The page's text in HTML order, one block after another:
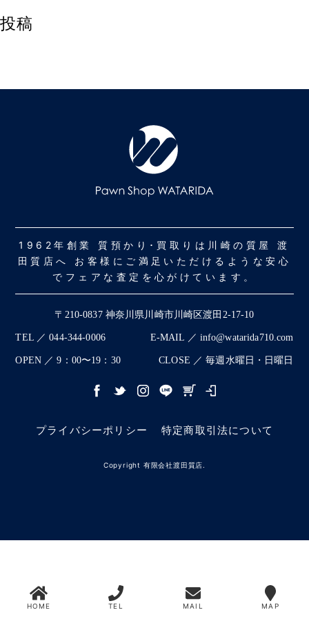
投稿
1962年創業 質預かり･買取りは川崎の質屋 渡
田質店へ お客様にご満足いただけるような安心
でフェアな査定を心がけています。
〒210-0837 神奈川県川崎市川崎区渡田2-17-10
TEL ／ 044-344-0006 E-MAIL ／ info@watarida710.com
OPEN ／ 9：00〜19：30 CLOSE ／ 毎週水曜日・日曜日
プライバシーポリシー 特定商取引法について
Copyright 有限会社渡田質店.
HOME TEL MAIL MAP